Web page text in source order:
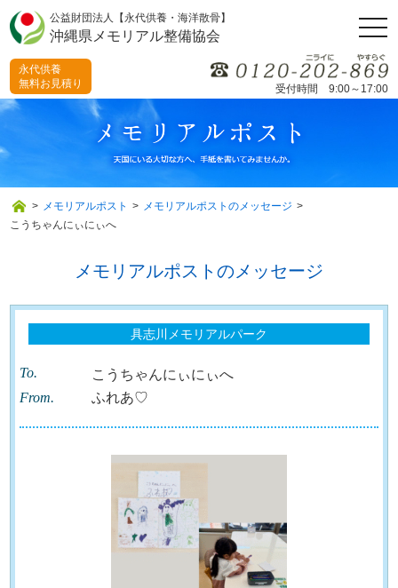
公益財団法人【永代供養・海洋散骨】
沖縄県メモリアル整備協会
受付時間 9:00～17:00
永代供養
無料お見積り
> メモリアルポスト > メモリアルポストのメッセージ >
こうちゃんにぃにぃへ
メモリアルポストのメッセージ
具志川メモリアルパーク
To.
こうちゃんにぃにぃへ
From.
ふれあ♡